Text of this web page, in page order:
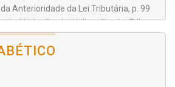
Anterioridade da Lei Tributária, p. 99
da Vedação de Utilização de Tributo
p. 103
em Matéria Tributária, p. 104